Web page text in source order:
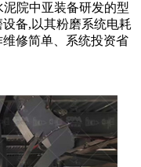
院中亚装备研发的型
备,以其粉磨系统电耗
修简单、系统投资省